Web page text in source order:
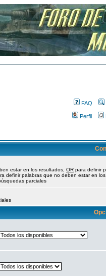
FAQ
Perfil
estar en los resultados, OR para definir
definir palabras que no deben estar en los
parciales